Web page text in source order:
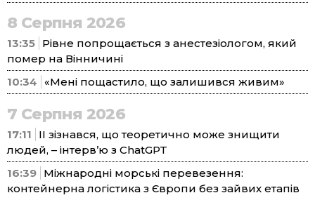
8 Серпня 2026
13:35 Рівне попрощається з анестезіологом, який
помер на Вінничині
10:34
«Мені пощастило, що залишився живим»
7 Серпня 2026
17:11
ІІ зізнався, що теоретично може знищити
людей, – інтерв’ю з ChatGPT
16:39 Міжнародні морські перевезення:
контейнерна логістика з Європи без зайвих етапів